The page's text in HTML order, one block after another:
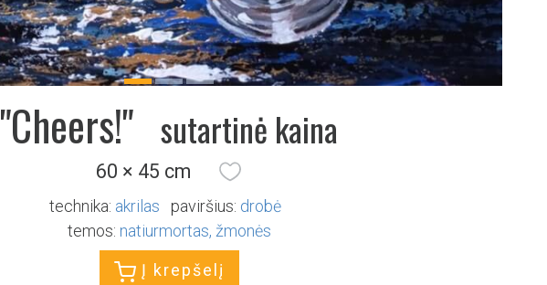
"Cheers!" sutartinė kaina
60 × 45 cm
technika: akrilas paviršius: drobė
temos: natiurmortas žmonės
Į krepšelį